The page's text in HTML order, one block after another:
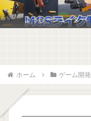
よっしーシューター
ホーム ゲーム開発